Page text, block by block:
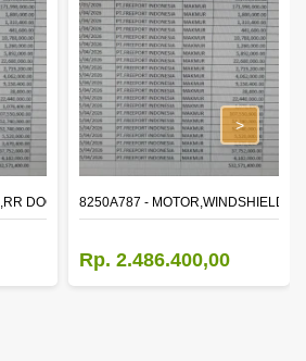
DOOR WINDOW,RH
8250A787 - MOTOR,WINDSHIELD
Rp. 2.486.400,00
>